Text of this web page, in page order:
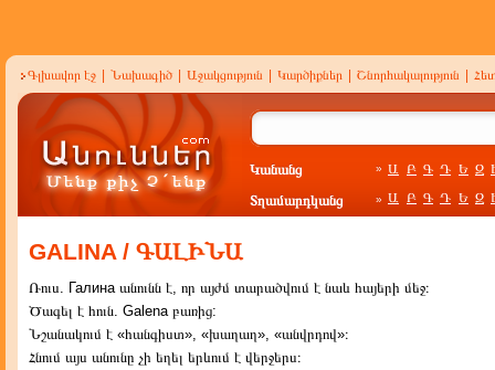
Գլխավոր էջ Նախագիծ Աջակցություն Կարծիքներ Շնորհակալություն
Կանանց » Ա Բ Գ Դ Ե Զ
Տղամարդկանց » Ա Բ Գ Դ Ե Զ
GALINA / ԳԱԼԻՆԱ
Ռուս. Галина անունն է, որ այժմ տարածվում է նաև հայերի մեջ։
Ծագել է հուն. Galena բառից:
Նշանակում է «հանգիստ», «խաղաղ», «անվրդով»։
Հնում այս անունը չի եղել երևում է վերջերս։